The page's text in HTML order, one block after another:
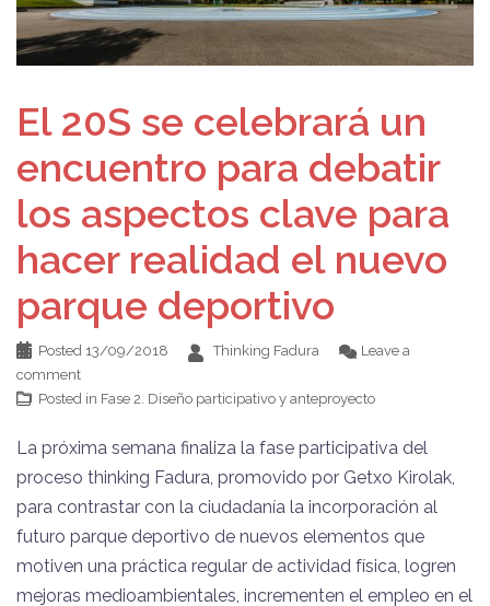
El 20S se celebrará un
encuentro para debatir
los aspectos clave para
hacer realidad el nuevo
parque deportivo
Posted 13/09/2018 Thinking Fadura
Leave a
comment
Posted in Fase 2. Diseño participativo y anteproyecto
La próxima semana finaliza la fase participativa del
proceso thinking Fadura, promovido por Getxo Kirolak,
para contrastar con la ciudadanía la incorporación al
futuro parque deportivo de nuevos elementos que
motiven una práctica regular de actividad física, logren
mejoras medioambientales, incrementen el empleo en el